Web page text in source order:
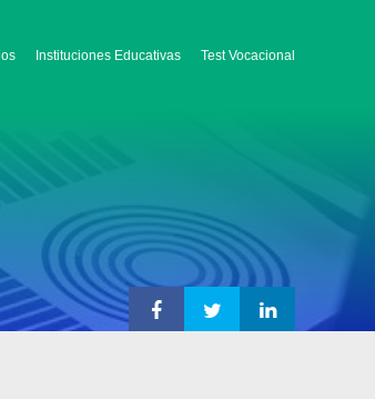
Instituciones Educativas Test Vocacional